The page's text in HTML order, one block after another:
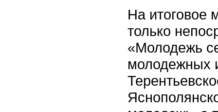
На итоговое
только
«Молодежь
молодежных